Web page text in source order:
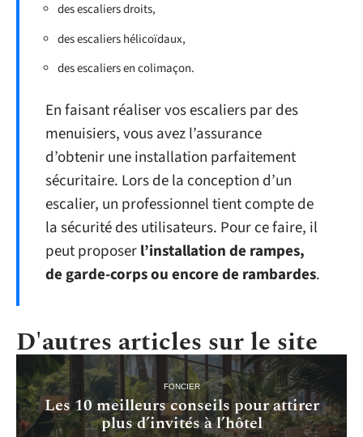
des escaliers droits,
des escaliers hélicoïdaux,
des escaliers en colimaçon.
En faisant réaliser vos escaliers par des
menuisiers, vous avez l’assurance
d’obtenir une installation parfaitement
sécuritaire. Lors de la conception d’un
escalier, un professionnel tient compte de
la sécurité des utilisateurs. Pour ce faire, il
peut proposerl’installation de rampes,
de garde-corps ou encore de rambardes.
D'autres articles sur le site
FONCIER
Les 10 meilleurs conseils pour attirer
plus d’invités à l’hôtel